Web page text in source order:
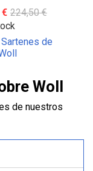
€ 224,50 €
de
Woll
de nuestros